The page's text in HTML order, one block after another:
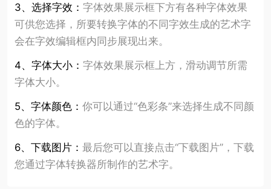
3、选择字效： 字体效果展示框下方有各种字体效果
可供您选择，所要转换字体的不同字效生成的艺术字
会在字效编辑框内同步展现出来。
4、字体大小： 字体效果展示框上方，滑动调节所需
字体大小。
5、字体颜色： 你可以通过“色彩条”来选择生成不同颜
色的字体。
6、下载图片： 最后您可以直接点击“下载图片”，下载
您通过字体转换器所制作的艺术字。